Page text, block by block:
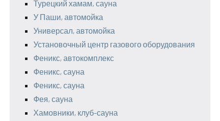
Турецкий хамам, сауна
У Паши, автомойка
Универсал, автомойка
Установочный центр газового оборудования
Феникс, автокомплекс
Феникс, сауна
Феникс, сауна
Фея, сауна
Хамовники, клуб-сауна